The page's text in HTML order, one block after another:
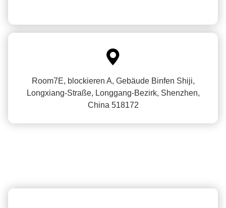

Room7E, blockieren A, Gebäude Binfen Shiji,
Longxiang-Straße, Longgang-Bezirk, Shenzhen,
China 518172